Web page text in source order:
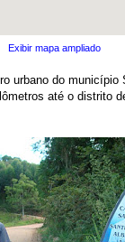
Exibir mapa ampliado
urbano do município
até o distrito